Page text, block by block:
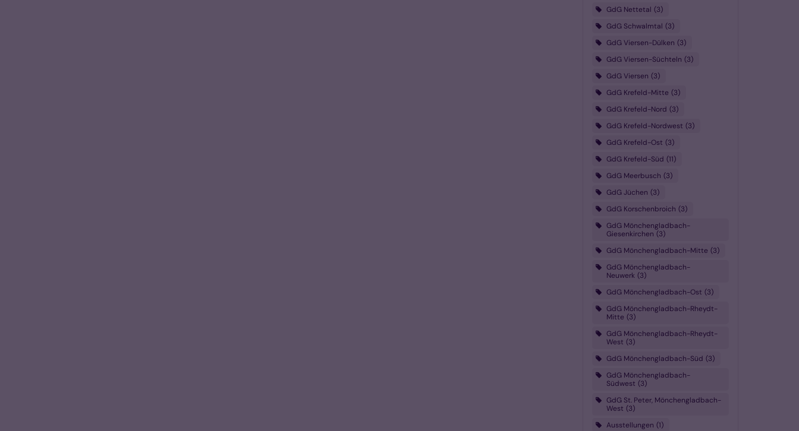
GdG Nettetal 3
GdG Schwalmtal 3
GdG Viersen-Dülken 3
GdG Viersen-Süchteln 3
GdG Viersen 3
GdG Krefeld-Mitte 3
GdG Krefeld-Nord 3
GdG Krefeld-Nordwest 3
GdG Krefeld-Ost 3
GdG Krefeld-Süd 11
GdG Meerbusch 3
GdG Jüchen 3
GdG Korschenbroich 3
GdG Mönchengladbach-
Giesenkirchen 3
GdG Mönchengladbach-Mitte 3
GdG Mönchengladbach-
Neuwerk 3
GdG Mönchengladbach-Ost 3
GdG Mönchengladbach-Rheydt-
Mitte 3
GdG Mönchengladbach-Rheydt-
West 3
GdG Mönchengladbach-Süd 3
GdG Mönchengladbach-
Südwest 3
GdG St. Peter, Mönchengladbach-
West 3
Ausstellungen 1